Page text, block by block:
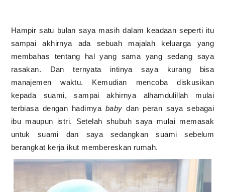
Hampir satu bulan saya masih dalam keadaan seperti itu
sampai akhirnya ada sebuah majalah keluarga yang
membahas tentang hal yang sama yang sedang saya
rasakan. Dan ternyata intinya saya kurang bisa
manajemen waktu. Kemudian mencoba diskusikan
kepada suami, sampai akhirnya alhamdulillah mulai
terbiasa dengan hadirnya baby dan peran saya sebagai
ibu maupun istri. Setelah shubuh saya mulai memasak
untuk suami dan saya sedangkan suami sebelum
berangkat kerja ikut membereskan rumah.